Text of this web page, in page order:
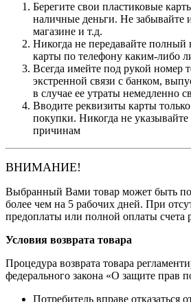
Берегите свои пластиковые
наличные деньги. Не забывайте
магазине и т.д.
Никогда не передавайте полный
карты по телефону каким-либо
Всегда имейте под рукой номер
экстренной связи с банком,
в случае ее утраты немедленно
Вводите реквизиты карты
покупки. Никогда не
причинам
ВНИМАНИЕ!
Выбранный Вами товар может быть
более чем на 5 рабочих дней. При
предоплаты или полной оплаты счета
Условия возврата товара
Процедура возврата товара
федерального закона «О защите прав
Потребитель вправе отказаться